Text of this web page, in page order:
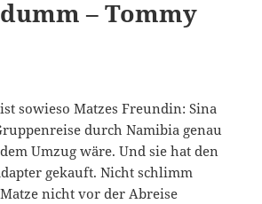
– Tommy
sowieso Matzes Freundin: Sina
durch Namibia genau
Umzug wäre. Und sie hat den
gekauft. Nicht schlimm
nicht vor der Abreise